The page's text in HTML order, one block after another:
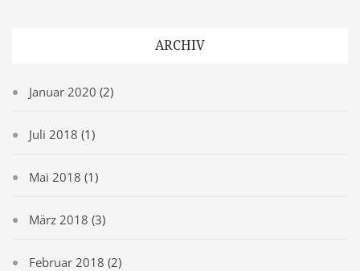
ARCHIV
Januar 2020 (2)
Juli 2018 (1)
Mai 2018 (1)
März 2018 (3)
Februar 2018 (2)